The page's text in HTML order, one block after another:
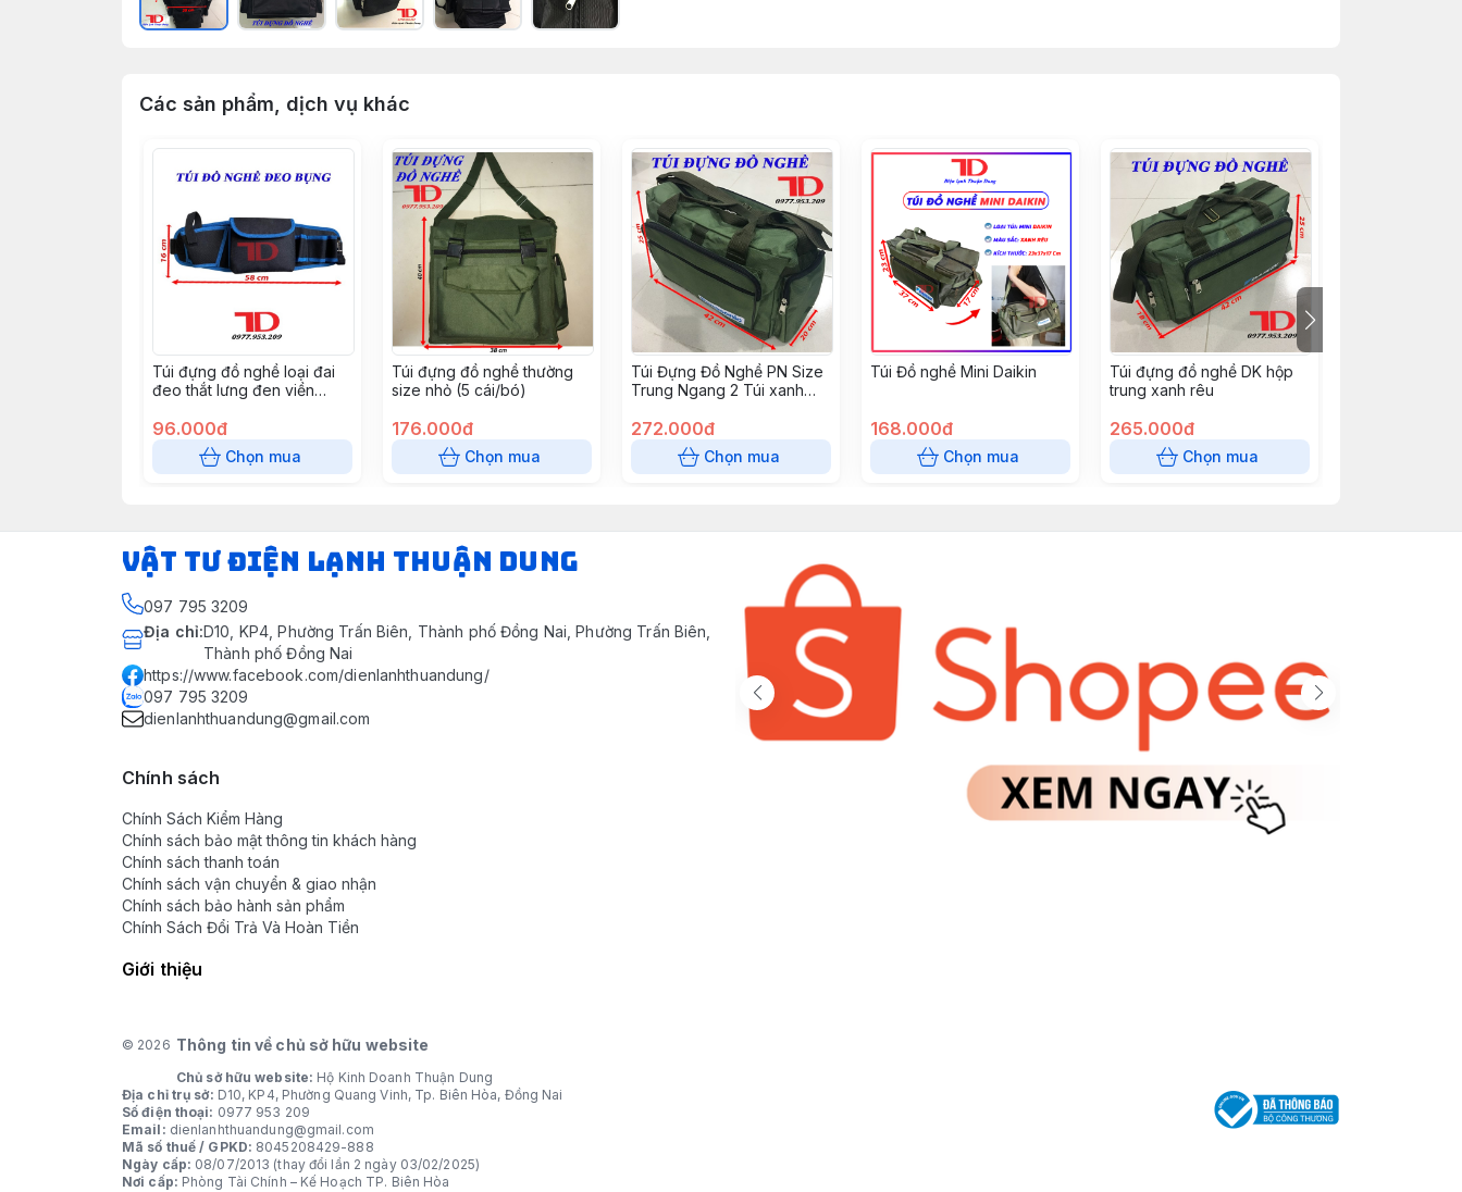
Các sản phẩm, dịch vụ khác
Túi đựng đồ nghề loại đai
đeo thắt lưng đen viền
96.000đ
Chọn mua
Túi đựng đồ nghề thường
size nhỏ (5 cái/bó)
176.000đ
Chọn mua
Túi Đựng Đồ Nghề PN Size
Trung Ngang 2 Túi xanh
272.000đ
Chọn mua
Túi Đồ nghề Mini Daikin
168.000đ
Chọn mua
Túi đựng đồ nghề DK hộp
trung xanh rêu
265.000đ
Chọn mua
VẬT TƯ ĐIỆN LẠNH THUẬN DUNG
097 795 3209
Địa chỉ:D10, KP4, Phường Trấn Biên, Thành phố Đồng Nai, Phường Trấn Biên,
Thành phố Đồng Nai
https://www.facebook.com/dienlanhthuandung/
097 795 3209
dienlanhthuandung@gmail.com
Chính sách
Chính Sách Kiểm Hàng
Chính sách bảo mật thông tin khách hàng
Chính sách thanh toán
Chính sách vận chuyển & giao nhận
Chính sách bảo hành sản phẩm
Chính Sách Đổi Trả Và Hoàn Tiền
Giới thiệu
© 2026 Thông tin về chủ sở hữu website
Chủ sở hữu website: Hộ Kinh Doanh Thuận Dung
Địa chỉ trụ sở: D10, KP4, Phường Quang Vinh, Tp. Biên Hòa, Đồng Nai
Số điện thoại: 0977 953 209
Email: dienlanhthuandung@gmail.com
Mã số thuế / GPKD: 8045208429-888
Ngày cấp: 08/07/2013 (thay đổi lần 2 ngày 03/02/2025)
Nơi cấp: Phòng Tài Chính – Kế Hoạch TP. Biên Hòa